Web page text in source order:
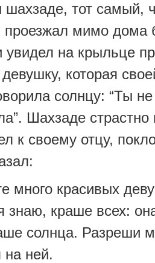
тот самый,
проезжал мимо дома
увидел на крыльце
которая
солнцу: “Ты
Шахзаде страстно
к своему отцу,
много красивых
знаю, краше всех:
солнца. Разреши
на ней.